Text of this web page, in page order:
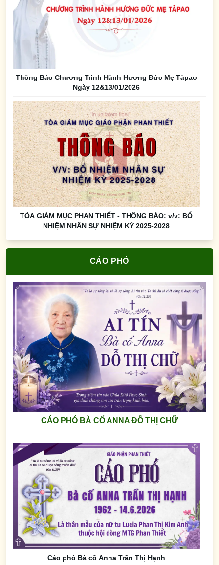
Thông Báo Chương Trình Hành Hương Đức Mẹ Tàpao
Ngày 12&13/01/2026
TÒA GIÁM MỤC PHAN THIẾT - THÔNG BÁO: v/v: BỔ
NHIỆM NHÂN SỰ NHIỆM KỲ 2025-2028
CÁO PHÓ
CÁO PHÓ BÀ CỐ ANNA ĐỖ THỊ CHỮ
Cáo phó Bà cố Anna Trần Thị Hạnh